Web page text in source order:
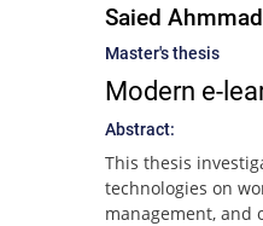
Saied Ahmmad
Master's thesis
Modern e-
Abstract:
This thesis
technologies on
management, and